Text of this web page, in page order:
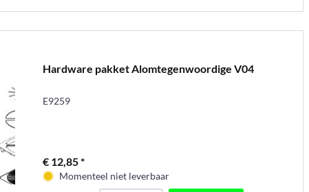
Hardware pakket Alomtegenwoordige V04
E9259
€ 12,85 *
Momenteel niet leverbaar